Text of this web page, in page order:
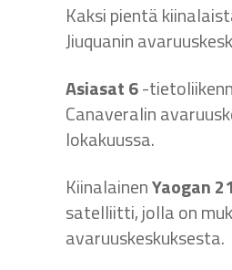
Kaksi pientä
Jiuquanin
Asiasat 6-
Canaveralin
lokakuussa.
KiinalainenYaogan 21
satelliitti, jolla on
avaruuskeskuksesta.